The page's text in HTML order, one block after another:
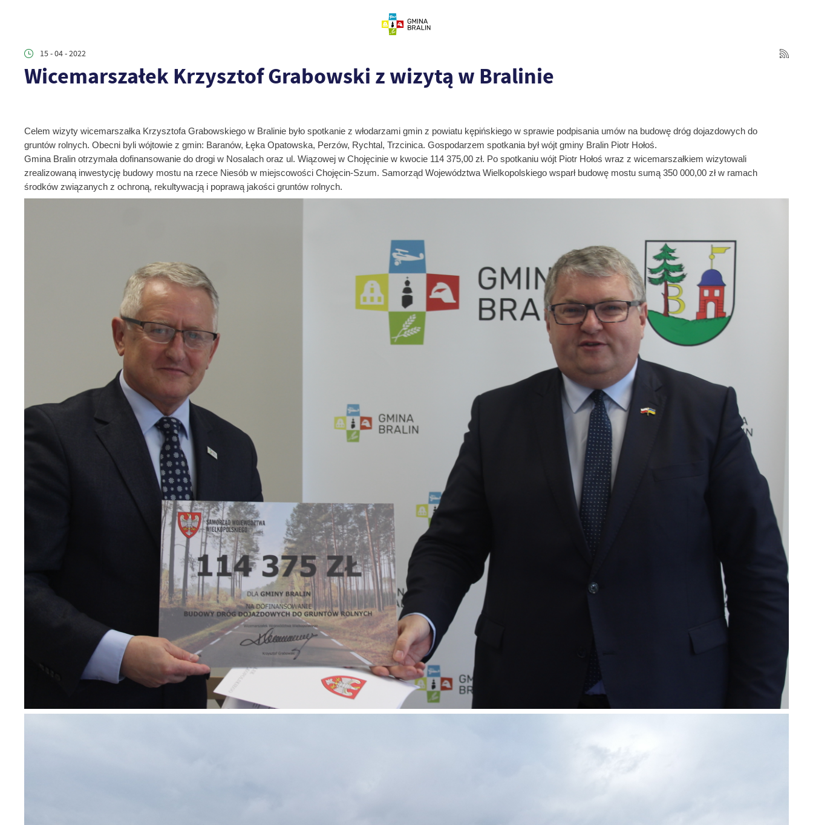
15 - 04 - 2022
Wicemarszałek Krzysztof Grabowski z wizytą w Bralinie
Celem wizyty wicemarszałka Krzysztofa Grabowskiego w Bralinie było spotkanie z włodarzami gmin z powiatu kępińskiego w sprawie podpisania umówna budowę dróg dojazdowych do
gruntów rolnych. Obecni byli wójtowie z gmin: Baranów, Łęka Opatowska, Perzów, Rychtal, Trzcinica. Gospodarzem spotkania był wójt gminy Bralin Piotr Hołoś.
Gmina Bralin otrzymała dofinansowanie do drogi w Nosalach oraz ul. Wiązowej w Chojęcinie w kwocie 114 375,00 zł. Po spotkaniu wójt Piotr Hołoś wraz z wicemarszałkiem wizytowali
zrealizowaną inwestycję budowy mostu na rzece Niesób w miejscowości Chojęcin-Szum. Samorząd Województwa Wielkopolskiego wsparł budowę mostu sumą 350 000,00 zł w ramach
środków związanych z ochroną, rekultywacją i poprawą jakości gruntów rolnych.